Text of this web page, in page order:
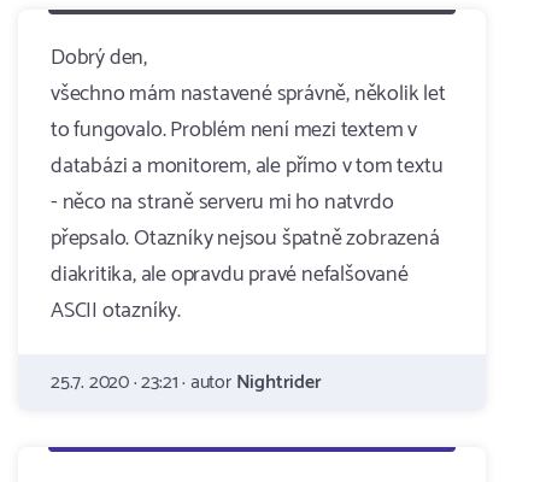
Dobrý den,
všechno mám nastavené správně, několik let
to fungovalo. Problém není mezi textem v
databázi a monitorem, ale přímo v tom textu
- něco na straně serveru mi ho natvrdo
přepsalo. Otazníky nejsou špatně zobrazená
diakritika, ale opravdu pravé nefalšované
ASCII otazníky.
25.7. 2020 · 23:21 · autorNightrider